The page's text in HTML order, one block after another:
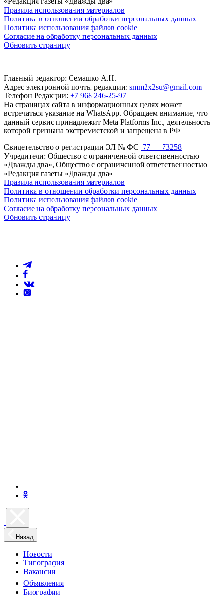
Правила использования материалов
Политика в отношении обработки персональных данных
Политика использования файлов cookie
Согласие на обработку персональных данных
Обновить страницу
Главный редактор: Семашко А.Н.
Адрес электронной почты редакции: smm2x2su@gmail.com
Телефон Редакции: +7 968 246-25-97
На страницах сайта в информационных целях может
встречаться указание на WhatsApp. Обращаем внимание, что
данный сервис принадлежит Meta Platforms Inc., деятельность
которой признана экстремистской и запрещена в РФ
Свидетельство о регистрации ЭЛ № ФС 77 — 73258
Учредители: Общество с ограниченной ответственностью
«Дважды два», Общество с ограниченной ответственностью
«Редакция газеты «Дважды два»
Правила использования материалов
Политика в отношении обработки персональных данных
Политика использования файлов cookie
Согласие на обработку персональных данных
Обновить страницу
Назад
Новости
Типография
Вакансии
Объявления
Биографии